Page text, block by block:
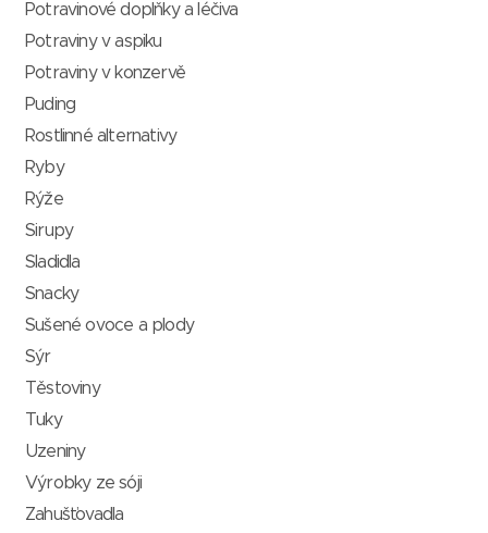
Potravinové doplňky a léčiva
Potraviny v aspiku
Potraviny v konzervě
Puding
Rostlinné alternativy
Ryby
Rýže
Sirupy
Sladidla
Snacky
Sušené ovoce a plody
Sýr
Těstoviny
Tuky
Uzeniny
Výrobky ze sóji
Zahušťovadla